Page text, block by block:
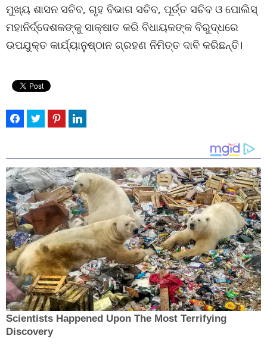
ମୁଖ୍ୟ ଶାସନ ସଚିବ, ଗୃହ ବିଭାଗ ସଚିବ, ପୂର୍ତ୍ତ ସଚିବ ଓ ପୋଲିସ୍
ମହାନିର୍ଦ୍ଦେଶକଙ୍କୁ ସାକ୍ଷାତ କରି ବିଧାୟକଙ୍କ ବିରୁଦ୍ଧରେ
ଉପଯୁକ୍ତ କାର୍ଯ୍ୟାନୁଷ୍ଠାନ ଗ୍ରହଣ ନିମିତ୍ତ ଦାବି କରିଛନ୍ତି।